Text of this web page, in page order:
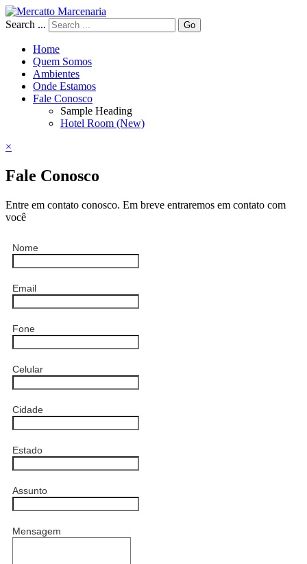
Search ... Go
Home
Quem Somos
Ambientes
Onde Estamos
Fale Conosco
Sample Heading
Hotel Room (New)
×
Fale Conosco
Entre em contato conosco. Em breve entraremos em contato com
você
Nome
Email
Fone
Celular
Cidade
Estado
Assunto
Mensagem